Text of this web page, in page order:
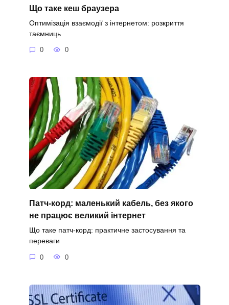
Що таке кеш браузера
Оптимізація взаємодії з інтернетом: розкриття
таємниць
0 0
Патч-корд: маленький кабель, без якого
не працює великий інтернет
Що таке патч-корд: практичне застосування та
переваги
0 0